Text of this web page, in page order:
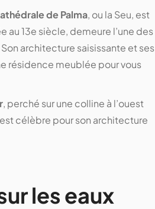
de Palma, ou la Seu, est
13e siècle, demeure l’une des
architecture saisissante et ses
résidence meublée pour vous
, perché sur une colline à l’ouest
célèbre pour son architecture
les eaux